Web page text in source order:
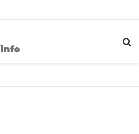
vatru u selima kod Trebinja